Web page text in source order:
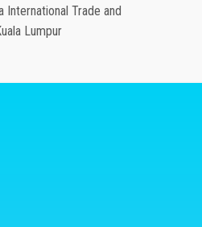
International Trade and
Lumpur